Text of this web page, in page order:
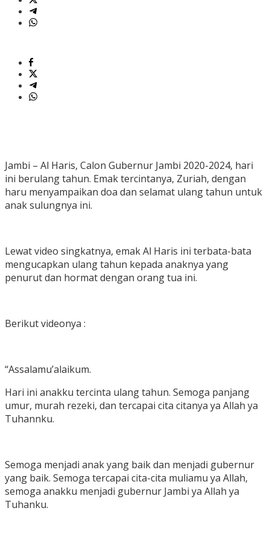
Jambi – Al Haris, Calon Gubernur Jambi 2020-2024, hari
ini berulang tahun. Emak tercintanya, Zuriah, dengan
haru menyampaikan doa dan selamat ulang tahun untuk
anak sulungnya ini.
Lewat video singkatnya, emak Al Haris ini terbata-bata
mengucapkan ulang tahun kepada anaknya yang
penurut dan hormat dengan orang tua ini.
Berikut videonya :
“Assalamu’alaikum.
Hari ini anakku tercinta ulang tahun. Semoga panjang
umur, murah rezeki, dan tercapai cita citanya ya Allah ya
Tuhannku.
Semoga menjadi anak yang baik dan menjadi gubernur
yang baik. Semoga tercapai cita-cita muliamu ya Allah,
semoga anakku menjadi gubernur Jambi ya Allah ya
Tuhanku.